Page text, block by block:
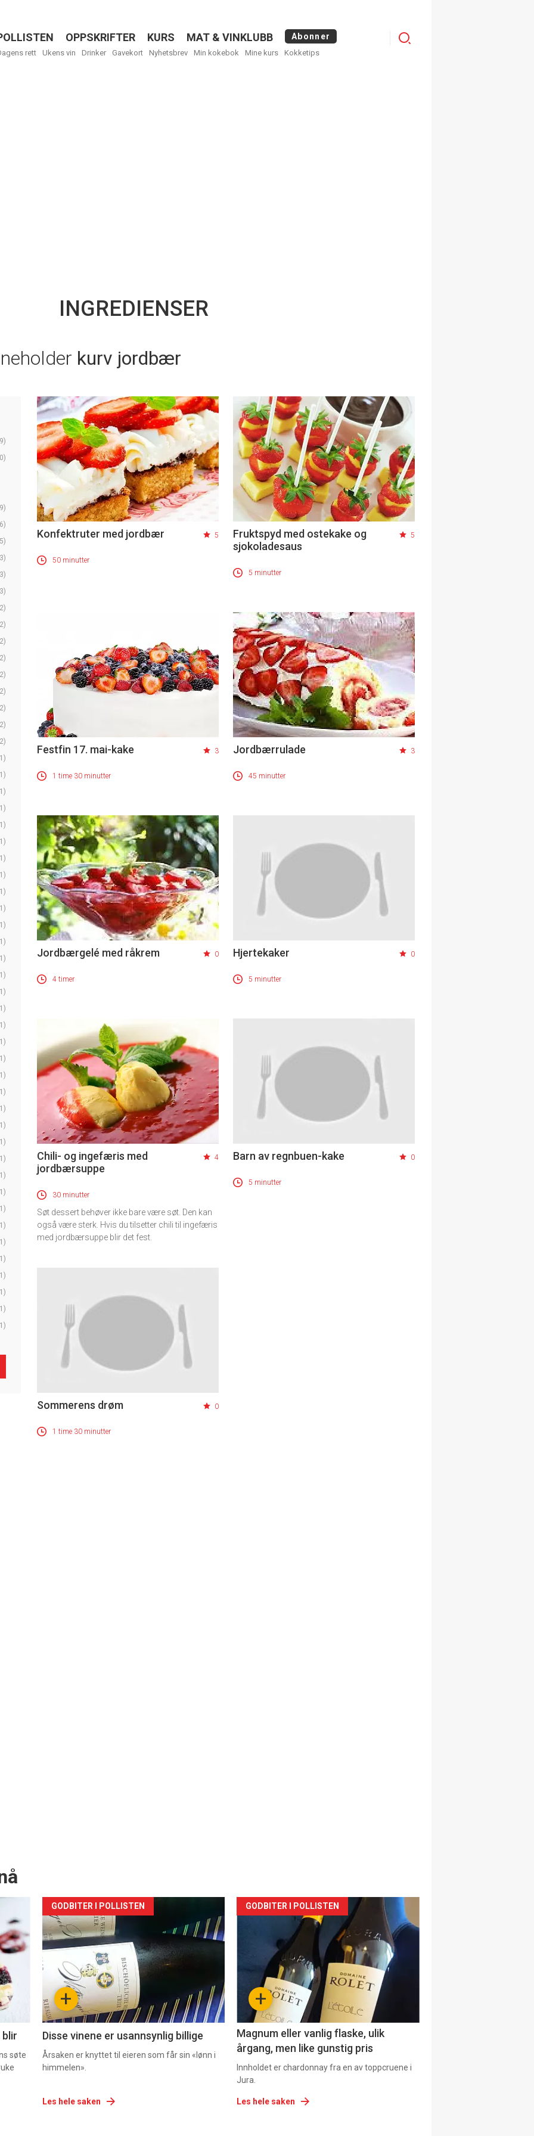
OPPSKRIFTER KURS MAT & VINKLUBB Abonner
rett Ukens vin Drinker Gavekort Nyhetsbrev Min kokebok Mine kurs Kokketips
Logg
INGREDIENSER
kurv jordbær
Konfektruter med jordbær 5
50 minutter
Fruktspyd med ostekake og
sjokoladesaus
5
5 minutter
Festfin 17. mai-kake 3
1 time 30 minutter
Jordbærrulade 3
45 minutter
Jordbærgelé med råkrem 0
4 timer
Hjertekaker 0
5 minutter
Chili- og ingefæris med
jordbærsuppe
4
30 minutter
Søt dessert behøver ikke bare være søt. Den kan
også være sterk. Hvis du tilsetter chili til ingefæris
med jordbærsuppe blir det fest.
Barn av regnbuen-kake 0
5 minutter
Sommerens drøm 0
1 time 30 minutter
søte
Forsiden
akkurat
nå
2 +
GODBITER I POLLISTEN
Disse vinene er usannsynlig billige
Årsaken er knyttet til eieren som får sin «lønn i
himmelen».
Les hele saken
Forsiden
akkurat
nå
+
GODBITER I POLLISTEN
Magnum eller vanlig flaske, ulik
årgang, men like gunstig pris
Innholdet er chardonnay fra en av toppcruene i
Jura.
Les hele saken